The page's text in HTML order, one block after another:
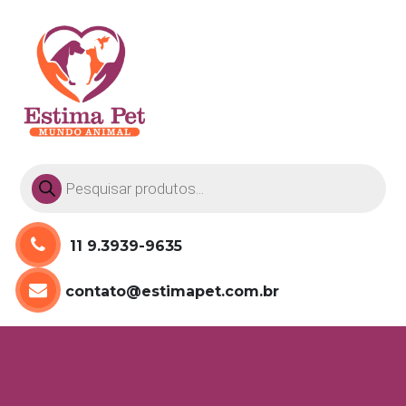
Pesquisar
produtos
11 9.3939-9635
contato@estimapet.com.br